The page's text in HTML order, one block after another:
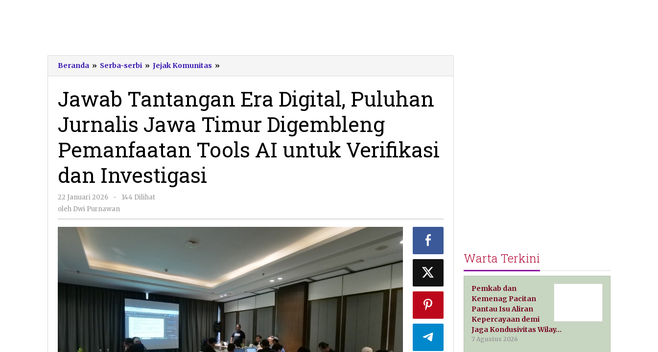
Beranda » Serba-serbi » Jejak Komunitas »
Tantangan
Digital,
Puluhan
Jawa
Digembleng
Pemanfaatan
Investigasi
Jawab Tantangan Era Digital, Puluhan
Jurnalis Jawa Timur Digembleng
Pemanfaatan Tools AI untuk Verifikasi
dan Investigasi
22 Januari 2026
oleh
Dwi
-
144 Dilihat
oleh Dwi Purnawan
Warta Terkini
Pemkab dan
Kemenag Pacitan
Pantau Isu Aliran
Kepercayaan demi
Jaga Kondusivitas Wilay…
7 Agustus 2026